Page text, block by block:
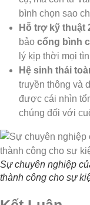
bình chọn sao
Hỗ trợ kỹ thuật
bảo cổng bình
lý kịp thời mọi
Hệ sinh thái
truyền thông và
được cái nhìn
chúng đối với
Sự chuyên nghiệp
thành công cho sự